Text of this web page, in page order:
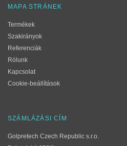
MAPA STRÁNEK
Termékek
Szakirányok
Referenciák
Rólunk
Kapcsolat
Cookie-beállítások
SZÁMLÁZÁSI CÍM
Golpretech Czech Republic s.r.o.